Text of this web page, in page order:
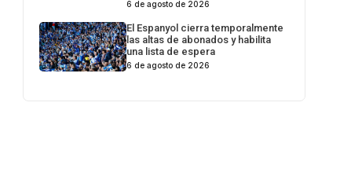
6 de agosto de 2026
El Espanyol cierra temporalmente
las altas de abonados y habilita
una lista de espera
6 de agosto de 2026